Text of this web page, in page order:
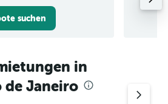
suchen
in
de Janeiro